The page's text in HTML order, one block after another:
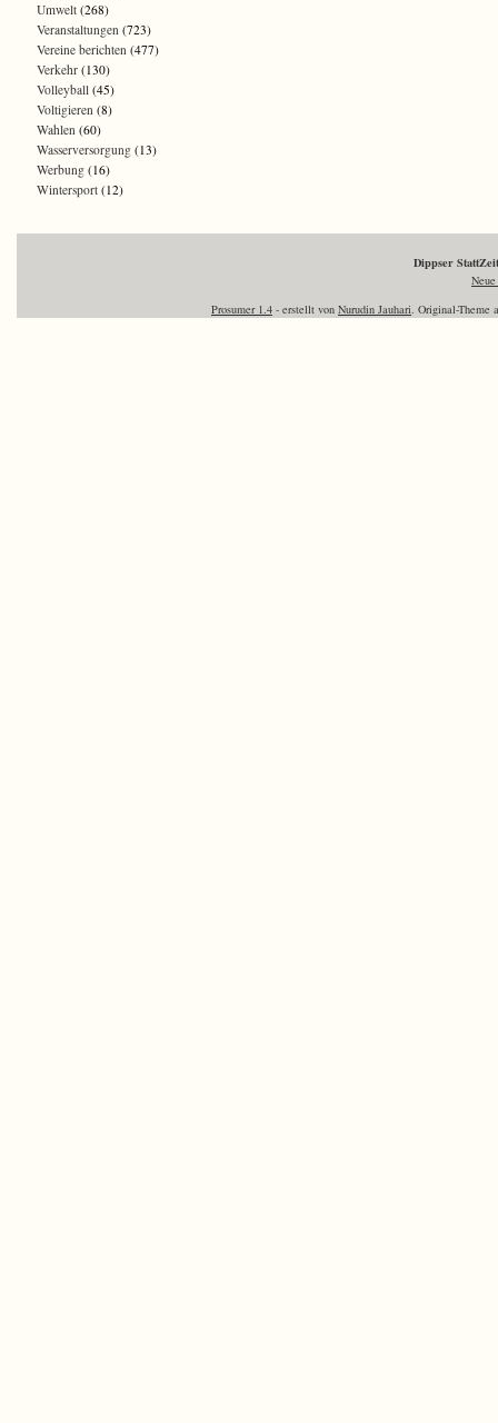
Umwelt (268)
Veranstaltungen (723)
Vereine berichten (477)
Verkehr (130)
Volleyball (45)
Voltigieren (8)
Wahlen (60)
Wasserversorgung (13)
Werbung (16)
Wintersport (12)
Dippser
Prosumer 1.4 - erstellt von Nurudin Jauhari. Original-Theme